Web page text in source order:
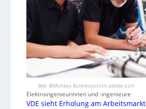
Bild: ©Monkey Business/stock.adobe.com
Elektroingenieurinnen und -ingenieure
VDE sieht Erholung am Arbeitsmarkt